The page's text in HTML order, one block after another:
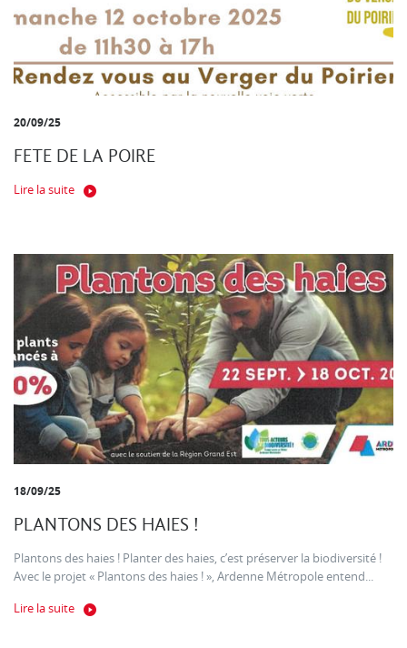
20/09/25
FETE DE LA POIRE
Lire la suite
18/09/25
PLANTONS DES HAIES !
Plantons des haies ! Planter des haies, c’est préserver la biodiversité !
Avec le projet « Plantons des haies ! », Ardenne Métropole entend...
Lire la suite